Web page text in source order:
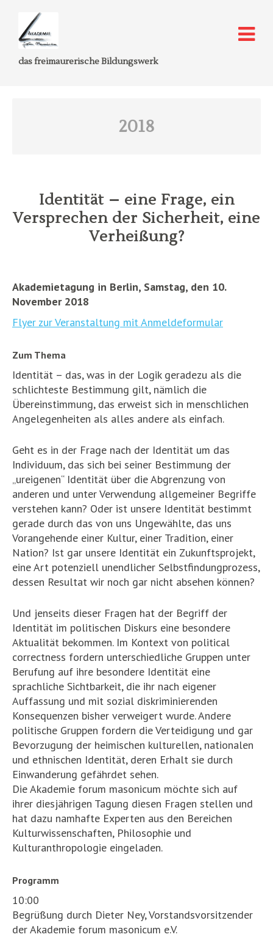
das freimaurerische Bildungswerk
2018
Identität – eine Frage, ein
Versprechen der Sicherheit, eine
Verheißung?
Akademietagung in Berlin, Samstag, den 10.
November 2018
Flyer zur Veranstaltung mit Anmeldeformular
Zum Thema
Identität – das, was in der Logik geradezu als die
schlichteste Bestimmung gilt, nämlich die
Übereinstimmung, das erweist sich in menschlichen
Angelegenheiten als alles andere als einfach.
Geht es in der Frage nach der Identität um das
Individuum, das sich bei seiner Bestimmung der
„ureigenen“ Identität über die Abgrenzung von
anderen und unter Verwendung allgemeiner Begriffe
verstehen kann? Oder ist unsere Identität bestimmt
gerade durch das von uns Ungewählte, das uns
Vorangehende einer Kultur, einer Tradition, einer
Nation? Ist gar unsere Identität ein Zukunftsprojekt,
eine Art potenziell unendlicher Selbstfindungprozess,
dessen Resultat wir noch gar nicht absehen können?
Und jenseits dieser Fragen hat der Begriff der
Identität im politischen Diskurs eine besondere
Aktualität bekommen. Im Kontext von political
correctness fordern unterschiedliche Gruppen unter
Berufung auf ihre besondere Identität eine
sprachliche Sichtbarkeit, die ihr nach eigener
Auffassung und mit sozial diskriminierenden
Konsequenzen bisher verweigert wurde. Andere
politische Gruppen fordern die Verteidigung und gar
Bevorzugung der heimischen kulturellen, nationalen
und ethnischen Identität, deren Erhalt sie durch
Einwanderung gefährdet sehen.
Die Akademie forum masonicum möchte sich auf
ihrer diesjährigen Tagung diesen Fragen stellen und
hat dazu namhafte Experten aus den Bereichen
Kulturwissenschaften, Philosophie und
Kulturanthropologie eingeladen.
Programm
10:00
Begrüßung durch Dieter Ney, Vorstandsvorsitzender
der Akademie forum masonicum e.V.